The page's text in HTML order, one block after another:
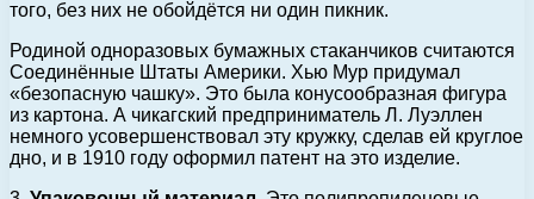
того, без них не обойдётся ни один пикник.
Родиной одноразовых бумажных стаканчиков считаются
Соединённые Штаты Америки. Хью Мур придумал
«безопасную чашку». Это была конусообразная фигура
из картона. А чикагский предприниматель Л. Луэллен
немного усовершенствовал эту кружку, сделав ей круглое
дно, и в 1910 году оформил патент на это изделие.